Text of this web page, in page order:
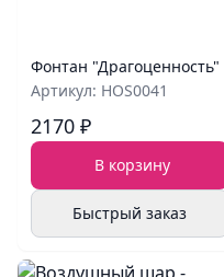
Фонтан "Драгоценность"
Артикул: HOS0041
2170 ₽
В корзину
Быстрый заказ